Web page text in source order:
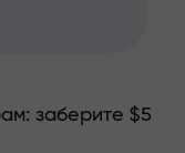
заберите $5